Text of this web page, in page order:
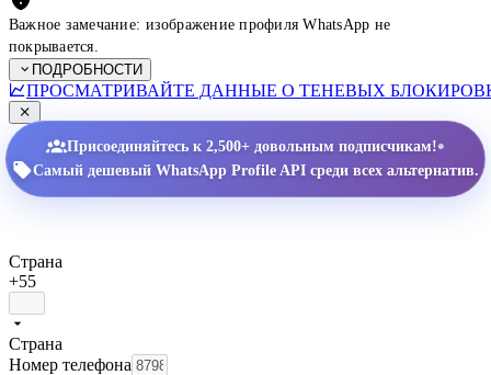
Важное замечание: изображение профиля WhatsApp не
покрывается.
ПОДРОБНОСТИ
ПРОСМАТРИВАЙТЕ ДАННЫЕ О ТЕНЕВЫХ
Присоединяйтесь к 2,500+ довольным подписчикам!•
Самый дешевый WhatsApp Profile API среди всех альтернатив.
Страна
+55
Страна
Номер телефона